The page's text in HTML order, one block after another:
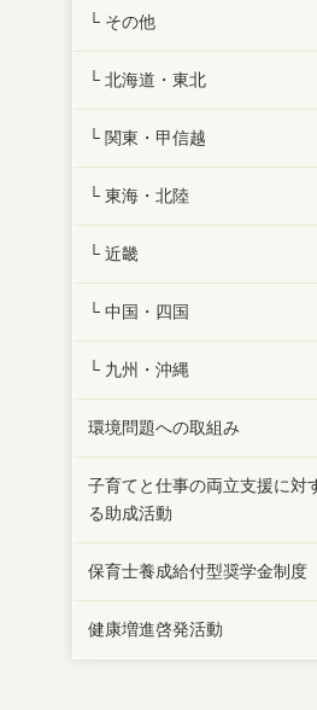
└ その他
└ 北海道・東北
└ 関東・甲信越
└ 東海・北陸
└ 近畿
└ 中国・四国
└ 九州・沖縄
環境問題への取組み
子育てと仕事の両立支援に対
る助成活動
保育士養成給付型奨学金制度
健康増進啓発活動